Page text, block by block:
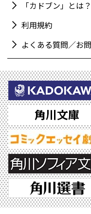
「カドブン」とは？
利用規約
よくある質問／お